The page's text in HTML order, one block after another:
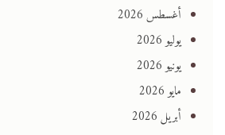
أغسطس 2026
يوليو 2026
يونيو 2026
مايو 2026
أبريل 2026